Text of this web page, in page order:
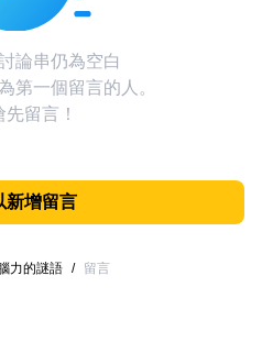
論串仍為空白
第一個留言的人。
先留言！
新增留言
力的謎語 / 留言